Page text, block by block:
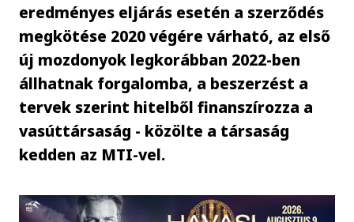
eredményes eljárás esetén a szerződés
megkötése 2020 végére várható, az első
új mozdonyok legkorábban 2022-ben
állhatnak forgalomba, a beszerzést a
tervek szerint hitelből finanszírozza a
vasúttársaság - közölte a társaság
kedden az MTI-vel.